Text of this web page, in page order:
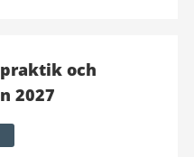
och
2027